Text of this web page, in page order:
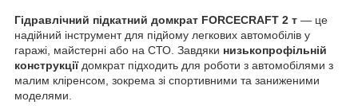
Гідравлічний підкатний домкрат FORCECRAFT 2 т — це
надійний інструмент для підйому легкових автомобілів у
гаражі, майстерні або на СТО. Завдяки низькопрофільній
конструкціїдомкрат підходить для роботи з автомобілями з
малим кліренсом, зокрема зі спортивними та заниженими
моделями.